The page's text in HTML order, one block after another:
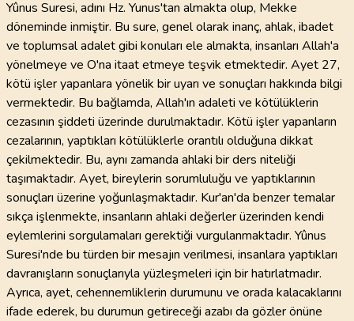
Yûnus Suresi, adını Hz. Yunus'tan almakta olup, Mekke
döneminde inmiştir. Bu sure, genel olarak inanç, ahlak, ibadet
ve toplumsal adalet gibi konuları ele almakta, insanları Allah'a
yönelmeye ve O'na itaat etmeye teşvik etmektedir. Ayet 27,
kötü işler yapanlara yönelik bir uyarı ve sonuçları hakkında bilgi
vermektedir. Bu bağlamda, Allah'ın adaleti ve kötülüklerin
cezasının şiddeti üzerinde durulmaktadır. Kötü işler yapanların
cezalarının, yaptıkları kötülüklerle orantılı olduğuna dikkat
çekilmektedir. Bu, aynı zamanda ahlaki bir ders niteliği
taşımaktadır. Ayet, bireylerin sorumluluğu ve yaptıklarının
sonuçları üzerine yoğunlaşmaktadır. Kur'an'da benzer temalar
sıkça işlenmekte, insanların ahlaki değerler üzerinden kendi
eylemlerini sorgulamaları gerektiği vurgulanmaktadır. Yûnus
Suresi'nde bu türden bir mesajın verilmesi, insanlara yaptıkları
davranışların sonuçlarıyla yüzleşmeleri için bir hatırlatmadır.
Ayrıca, ayet, cehennemliklerin durumunu ve orada kalacaklarını
ifade ederek, bu durumun getireceği azabı da gözler önüne